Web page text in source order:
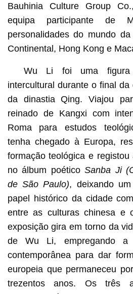
Bauhinia Culture Group
equipa participante de
personalidades do mundo
Continental, Hong Kong e
Wu Li foi uma figura
intercultural durante o final
da dinastia Qing. Viajou
reinado de Kangxi com
Roma para estudos
tenha chegado à Europa,
formação teológica e
no álbum poéticoSanba Ji
de São Paulo), deixando
papel histórico da cidade
entre as culturas chinesa e
exposição gira em torno da
de Wu Li, empregando a
contemporânea para dar
europeia que permaneceu
trezentos anos. Os três